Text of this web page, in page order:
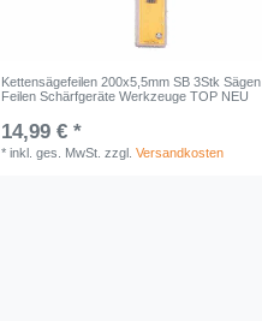
Kettensägefeilen 200x5,5mm SB 3Stk Sägen
Feilen Schärfgeräte Werkzeuge TOP NEU
14,99 € *
*inkl. ges. MwSt. zzgl.Versandkosten